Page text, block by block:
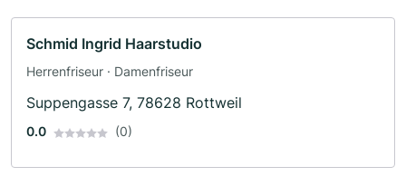
Schmid Ingrid Haarstudio
Herrenfriseur · Damenfriseur
Suppengasse 7, 78628 Rottweil
0.0 (0)